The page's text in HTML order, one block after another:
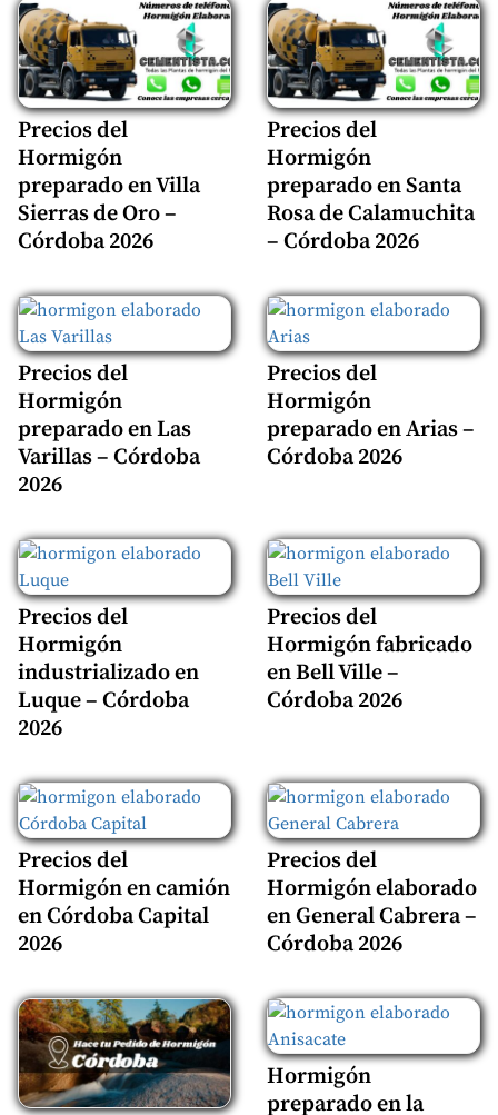
Precios del
Hormigón
preparado en Villa
Sierras de Oro –
Córdoba 2026
Precios del
Hormigón
preparado en Santa
Rosa de Calamuchita
– Córdoba 2026
Precios del
Hormigón
preparado en Las
Varillas – Córdoba
2026
Precios del
Hormigón
preparado en Arias –
Córdoba 2026
Precios del
Hormigón
industrializado en
Luque – Córdoba
2026
Precios del
Hormigón fabricado
en Bell Ville –
Córdoba 2026
Precios del
Hormigón en camión
en Córdoba Capital
2026
Precios del
Hormigón elaborado
en General Cabrera –
Córdoba 2026
Hormigón
preparado en la